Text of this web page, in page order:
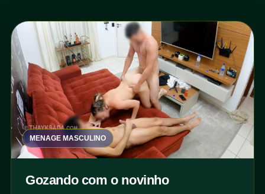
MENAGE MASCULINO
Gozando com o novinho